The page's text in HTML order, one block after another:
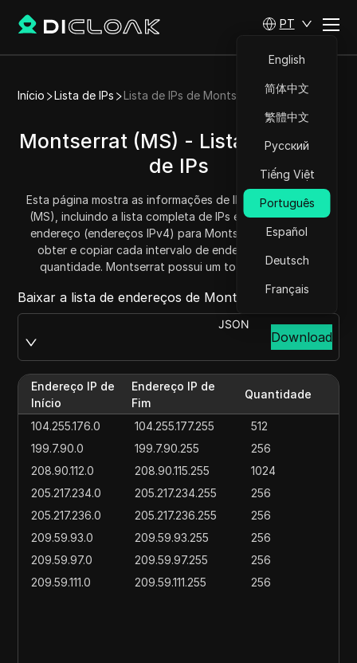
PT
English
简体中文
繁體中文
Русский
Tiếng Việt
Português
Español
Deutsch
Français
Início Lista de IPs Lista de IPs de Montserrat
Montserrat (MS) - Lista/Intervalo
de IPs
Esta página mostra as informações de IP para Montserrat
(MS), incluindo a lista completa de IPs e os intervalos de
endereço (endereços IPv4) para Montserrat. Você pode
obter e copiar cada intervalo de endereços e saber a
quantidade. Montserrat possui um total de 3072 IPs.
Baixar a lista de endereços de Montserrat de:
JSON
Download
Endereço IP de
Início
Endereço IP de
Fim
Quantidade
104.255.176.0 104.255.177.255
512
199.7.90.0
199.7.90.255
256
208.90.112.0
208.90.115.255
1024
205.217.234.0
205.217.234.255
256
205.217.236.0
205.217.236.255
256
209.59.93.0
209.59.93.255
256
209.59.97.0
209.59.97.255
256
209.59.111.0
209.59.111.255 256